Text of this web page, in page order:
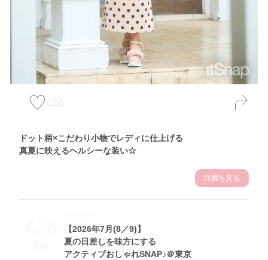
156
ドット柄×こだわり小物でレディに仕上げる
真夏に映えるヘルシーな装い☆
詳細を見る
7.28
Tue
【2026年7月(8／9)】
夏の日差しを味方にする
アクティブおしゃれSNAP♪＠東京
Theme